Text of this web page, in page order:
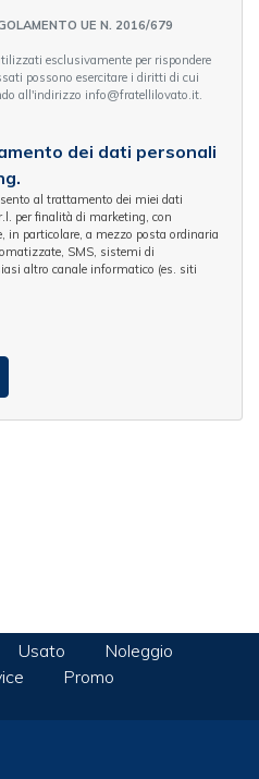
UE N. 2016/679
esclusivamente per rispondere
possono esercitare i diritti di cui
agli artt. 15 - 23 del GDPR scrivendo all'indirizzo info@fratellilovato.it.
dei dati personali
al trattamento dei miei dati
per finalità di marketing, con
in particolare, a mezzo posta ordinaria
SMS, sistemi di
altro canale informatico (es. siti
Usato
Noleggio
Promo